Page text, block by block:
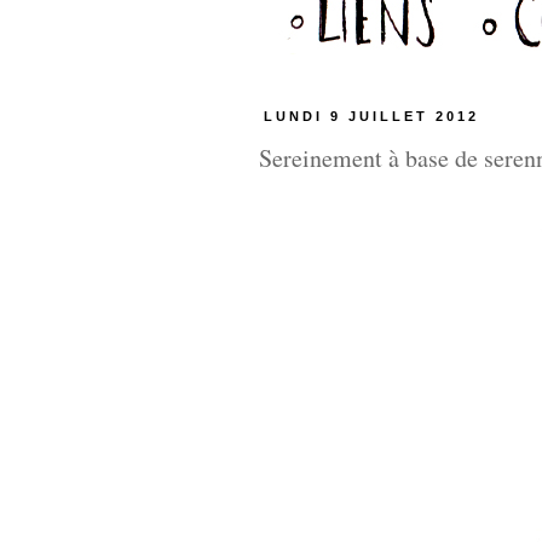
LUNDI 9 JUILLET 2012
Sereinement à base de